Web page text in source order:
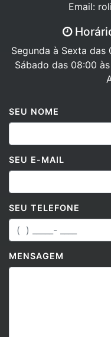
Email:
Segunda à Sexta das
Sábado das 08:00
SEU NOME
SEU E-MAIL
SEU TELEFONE
MENSAGEM